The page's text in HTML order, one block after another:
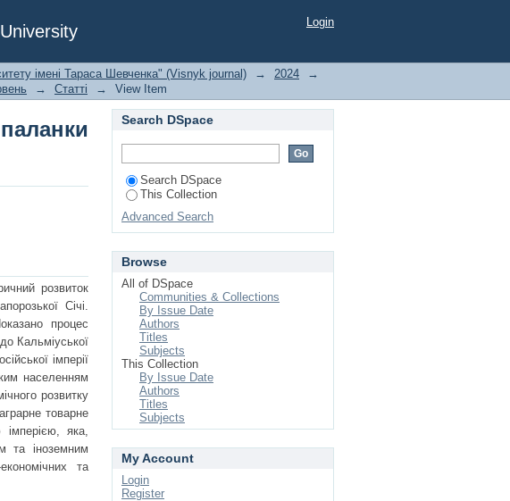
Січі у XVIII ст. Login
імені Тараса Шевченка" (Visnyk journal) → 2024
→
→ Статті → View Item
розвиток
Січі.
процес
Кальміуської
імперії
населенням
розвитку
товарне
яка,
та іноземним
та
Search DSpace
Search DSpace
This Collection
Advanced Search
Browse
All of DSpace
Communities & Collections
By Issue Date
Authors
Titles
Subjects
This Collection
By Issue Date
Authors
Titles
Subjects
My Account
Login
Register